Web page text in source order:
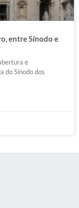
entre Sínodo e
e
do Sínodo dos